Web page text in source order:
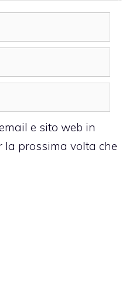
e sito web in
la prossima volta che